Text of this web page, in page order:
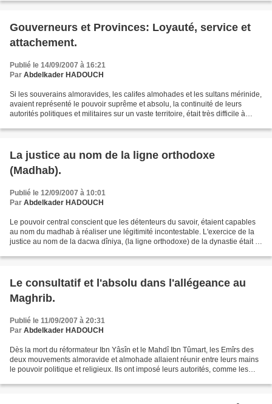
Gouverneurs et Provinces: Loyauté, service et
attachement.
Publié le 14/09/2007 à 16:21
Par Abdelkader HADOUCH
Si les souverains almoravides, les califes almohades et les sultans mérinide,
avaient représenté le pouvoir suprême et absolu, la continuité de leurs
autorités politiques et militaires sur un vaste territoire, était très difficile à
La justice au nom de la ligne orthodoxe
(Madhab).
Publié le 12/09/2007 à 10:01
Par Abdelkader HADOUCH
Le pouvoir central conscient que les détenteurs du savoir, étaient capables
au nom du madhab à réaliser une légitimité incontestable. L'exercice de la
justice au nom de la dacwa dîniya, (la ligne orthodoxe) de la dynastie était le
Le consultatif et l'absolu dans l'allégeance au
Maghrib.
Publié le 11/09/2007 à 20:31
Par Abdelkader HADOUCH
Dès la mort du réformateur Ibn Yâsîn et le Mahdî Ibn Tûmart, les Emîrs des
deux mouvements almoravide et almohade allaient réunir entre leurs mains
le pouvoir politique et religieux. Ils ont imposé leurs autorités, comme les